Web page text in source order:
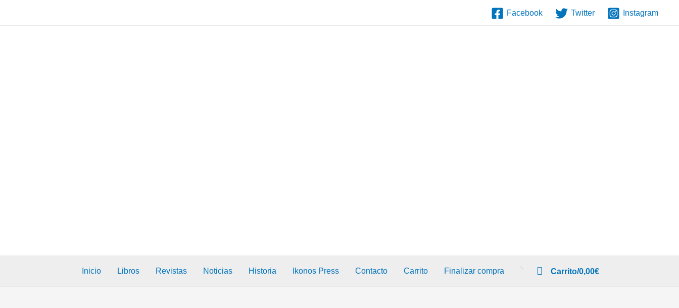
Facebook Twitter Instagram
Inicio Libros Revistas Noticias Historia Ikonos Press Contacto Carrito Finalizar compra Carrito/0,00€